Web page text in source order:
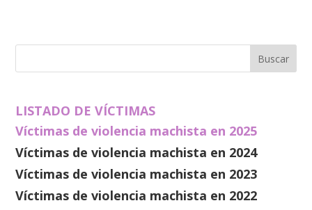
LISTADO DE VÍCTIMAS
Víctimas de violencia machista en 2025
Víctimas de violencia machista en 2024
Víctimas de violencia machista en 2023
Víctimas de violencia machista en 2022